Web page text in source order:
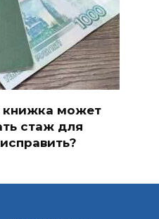
книжка может
стаж для